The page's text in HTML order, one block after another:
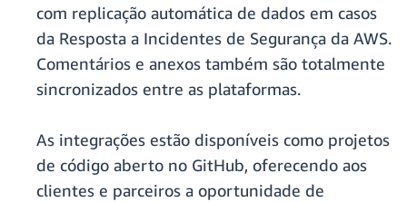
com replicação automática de dados em casos
da Resposta a Incidentes de Segurança da AWS.
Comentários e anexos também são totalmente
sincronizados entre as plataformas.
As integrações estão disponíveis como projetos
de código aberto no GitHub, oferecendo aos
clientes e parceiros a oportunidade de